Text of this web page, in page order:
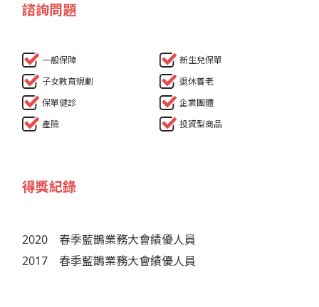
諮詢問題
一般保障
新生兒保單
子女教育規劃
退休養老
保單健診
企業團體
產險
投資型商品
得獎紀錄
2020
春季藍鵲業務大會績優人員
2017
春季藍鵲業務大會績優人員